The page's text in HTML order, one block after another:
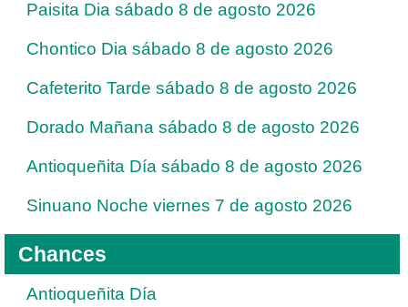
Paisita Dia sábado 8 de agosto 2026
Chontico Dia sábado 8 de agosto 2026
Cafeterito Tarde sábado 8 de agosto 2026
Dorado Mañana sábado 8 de agosto 2026
Antioqueñita Día sábado 8 de agosto 2026
Sinuano Noche viernes 7 de agosto 2026
Chances
Antioqueñita Día